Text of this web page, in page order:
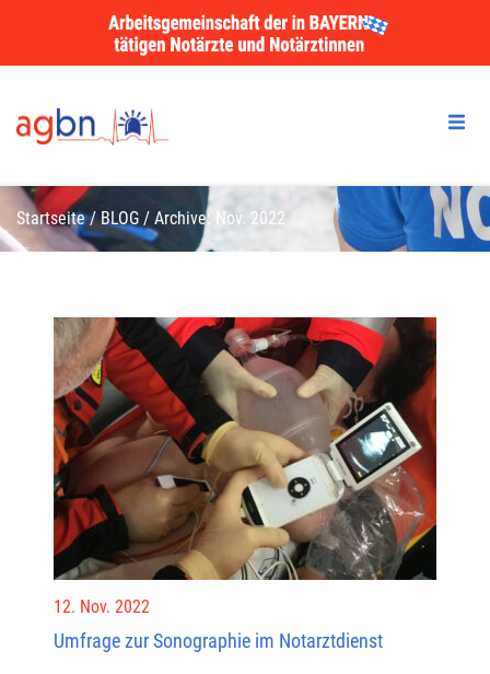
Startseite/BLOG / Archive: Nov. 2022
12. Nov. 2022
Umfrage zur Sonographie im Notarztdienst